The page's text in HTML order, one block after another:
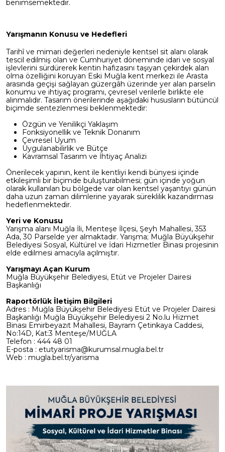
benimsemektedir.
Yarışmanın Konusu ve Hedefleri
Tarihî ve mimari değerleri nedeniyle kentsel sit alanı olarak
tescil edilmiş olan ve Cumhuriyet döneminde idari ve sosyal
işlevlerini sürdürerek kentin hafızasını taşıyan çekirdek alan
olma özelliğini koruyan Eski Muğla kent merkezi ile Arasta
arasında geçişi sağlayan güzergâh üzerinde yer alan parselin
konumu ve ihtiyaç programı, çevresel verilerle birlikte ele
alınmalıdır. Tasarım önerilerinde aşağıdaki hususların bütüncül
biçimde sentezlenmesi beklenmektedir:
Özgün ve Yenilikçi Yaklaşım
Fonksiyonellik ve Teknik Donanım
Çevresel Uyum
Uygulanabilirlik ve Bütçe
Kavramsal Tasarım ve İhtiyaç Analizi
Önerilecek yapının, kent ile kentliyi kendi bünyesi içinde
etkileşimli bir biçimde buluşturabilmesi; gün içinde yoğun
olarak kullanılan bu bölgede var olan kentsel yaşantıyı günün
daha uzun zaman dilimlerine yayarak süreklilik kazandırması
hedeflenmektedir.
Yeri ve Konusu
Yarışma alanı Muğla İli, Menteşe İlçesi, Şeyh Mahallesi, 353
Ada, 30 Parselde yer almaktadır. Yarışma; Muğla Büyükşehir
Belediyesi Sosyal, Kültürel ve İdari Hizmetler Binası projesinin
elde edilmesi amacıyla açılmıştır.
Yarışmayı Açan Kurum
Muğla Büyükşehir Belediyesi, Etüt ve Projeler Dairesi
Başkanlığı
Raportörlük İletişim Bilgileri
Adres : Muğla Büyükşehir Belediyesi Etüt ve Projeler Dairesi
Başkanlığı Muğla Büyükşehir Belediyesi 2 No.lu Hizmet
Binası Emirbeyazıt Mahallesi, Bayram Çetinkaya Caddesi,
No:14D, Kat:3 Menteşe/MUĞLA
Telefon : 444 48 01
E-posta : etutyarisma@kurumsal.mugla.bel.tr
Web : mugla.bel.tr/yarisma